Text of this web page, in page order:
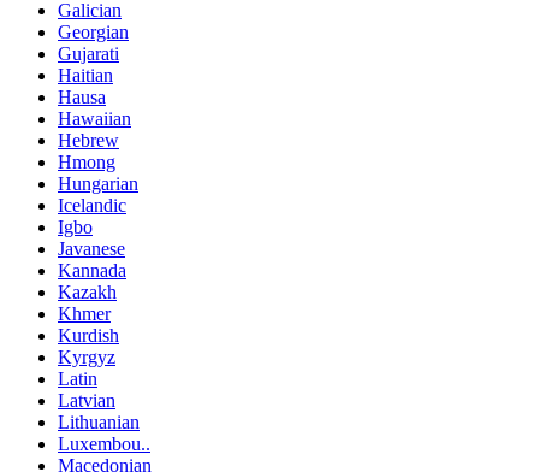
Galician
Georgian
Gujarati
Haitian
Hausa
Hawaiian
Hebrew
Hmong
Hungarian
Icelandic
Igbo
Javanese
Kannada
Kazakh
Khmer
Kurdish
Kyrgyz
Latin
Latvian
Lithuanian
Luxembou..
Macedonian